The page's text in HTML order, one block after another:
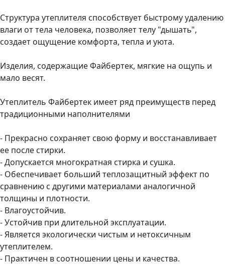
Структура утеплителя способствует быстрому удалению
влаги от тела человека, позволяет телу "дышать",
создает ощущение комфорта, тепла и уюта.
Изделия, содержащие Файбертек, мягкие на ощупь и
мало весят.
Утеплитель Файбертек имеет ряд преимуществ перед
традиционными наполнителями
- Прекрасно сохраняет свою форму и восстанавливает
ее после стирки.
- Допускается многократная стирка и сушка.
- Обеспечивает больший теплозащитный эффект по
сравнению с другими материалами аналогичной
толщины и плотности.
- Влагоустойчив.
- Устойчив при длительной эксплуатации.
- Является экологически чистым и нетоксичным
утеплителем.
- Практичен в соотношении цены и качества.